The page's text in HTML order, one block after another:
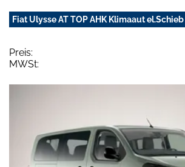
Fiat Ulysse AT TOP AHK Klimaaut
Preis:
MWSt: